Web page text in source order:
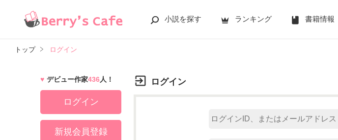
小説を探す ランキング 書籍情報
トップ ログイン
ログイン
デビュー作家436人！
ログイン
新規会員登録